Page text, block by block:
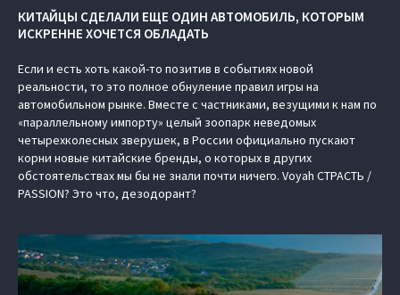
КИТАЙЦЫ СДЕЛАЛИ ЕЩЕ ОДИН АВТОМОБИЛЬ, КОТОРЫМ
ИСКРЕННЕ ХОЧЕТСЯ ОБЛАДАТЬ
Если и есть хоть какой-то позитив в событиях новой
реальности, то это полное обнуление правил игры на
автомобильном рынке. Вместе с частниками, везущими к нам по
«параллельному импорту» целый зоопарк неведомых
четырехколесных зверушек, в России официально пускают
корни новые китайские бренды, о которых в других
обстоятельствах мы бы не знали почти ничего. Voyah СТРАСТЬ /
PASSION? Это что, дезодорант?